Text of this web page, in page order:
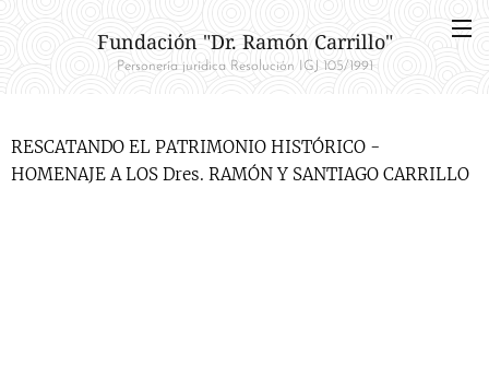
Fundación "Dr. Ramón Carrillo"
Personería jurídica Resolución IGJ 105/1991
RESCATANDO EL PATRIMONIO HISTÓRICO -
HOMENAJE A LOS Dres. RAMÓN Y SANTIAGO CARRILLO